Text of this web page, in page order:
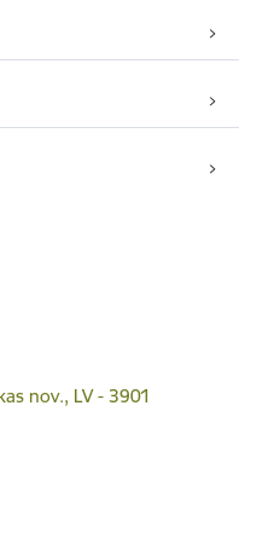
nov., LV - 3901